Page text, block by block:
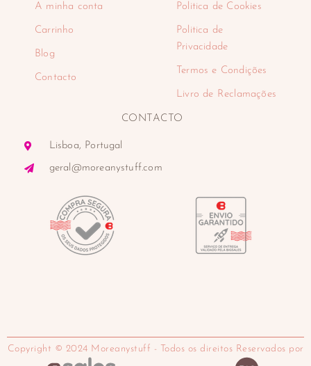
A minha conta
Carrinho
Blog
Contacto
Politica de Cookies
Politica de
Privacidade
Termos e Condições
Livro de Reclamações
CONTACTO
Lisboa, Portugal
geral@moreanystuff.com
Copyright © 2024 Moreanystuff - Todos os direitos Reservados por